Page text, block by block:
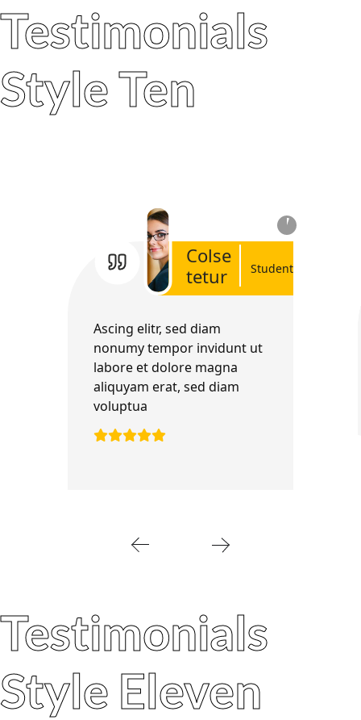
Testimonials
Style Ten
Colse
tetur
Student
Ascing elitr, sed diam
nonumy tempor invidunt ut
labore et dolore magna
aliquyam erat, sed diam
voluptua
Testimonials
Style Eleven